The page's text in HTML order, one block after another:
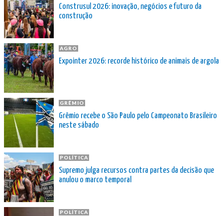
Construsul 2026: inovação, negócios e futuro da
construção
AGRO
Expointer 2026: recorde histórico de animais de argola
GRÊMIO
Grêmio recebe o São Paulo pelo Campeonato Brasileiro
neste sábado
POLÍTICA
Supremo julga recursos contra partes da decisão que
anulou o marco temporal
POLÍTICA